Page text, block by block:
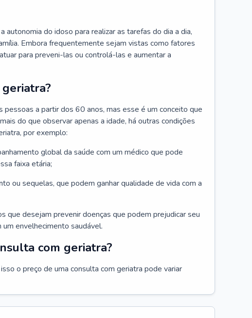
autonomia do idoso para realizar as tarefas do dia a dia,
Embora frequentemente sejam vistas como fatores
para preveni-las ou controlá-las e aumentar a
pessoas a partir dos 60 anos, mas esse é um conceito que
do que observar apenas a idade, há outras condições
por exemplo:
global da saúde com um médico que pode
faixa etária;
ou sequelas, que podem ganhar qualidade de vida com a
que desejam prevenir doenças que podem prejudicar seu
envelhecimento saudável.
com geriatra?
o preço de uma consulta com geriatra pode variar